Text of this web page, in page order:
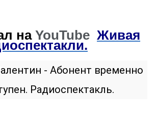
на YouTube Живая
- Абонент временно
Радиоспектакль.